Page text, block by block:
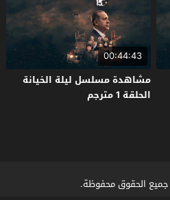
00:44:43
مشاهدة مسلسل ليلة الخيانة
الحلقة 1 مترجم